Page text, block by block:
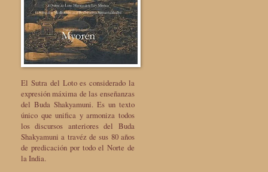
El Sutra del Loto es considerado la
expresión máxima de las enseñanzas
del Buda Shakyamuni. Es un texto
único que unifica y armoniza todos
los discursos anteriores del Buda
Shakyamuni a travéz de sus 80 años
de predicación por todo el Norte de
la India.